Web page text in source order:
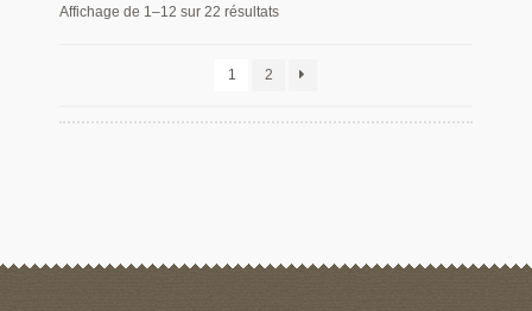
Affichage de 1–12 sur 22 résultats
1 2